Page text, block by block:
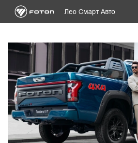
Лео Смарт Авто